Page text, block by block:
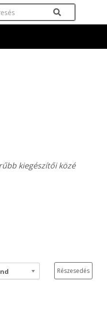
kiegészítői közé
Részesedés